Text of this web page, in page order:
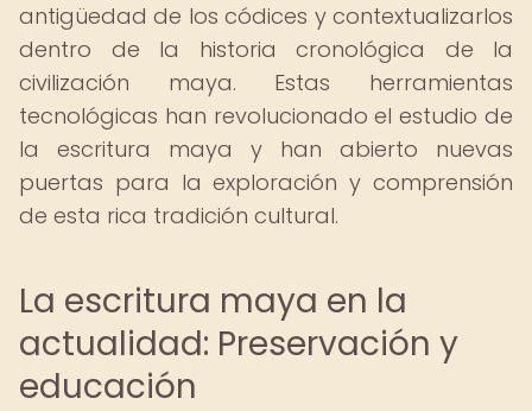
antigüedad de los códices y contextualizarlos
dentro de la historia cronológica de la
civilización maya. Estas herramientas
tecnológicas han revolucionado el estudio de
la escritura maya y han abierto nuevas
puertas para la exploración y comprensión
de esta rica tradición cultural.
La escritura maya en la
actualidad: Preservación y
educación